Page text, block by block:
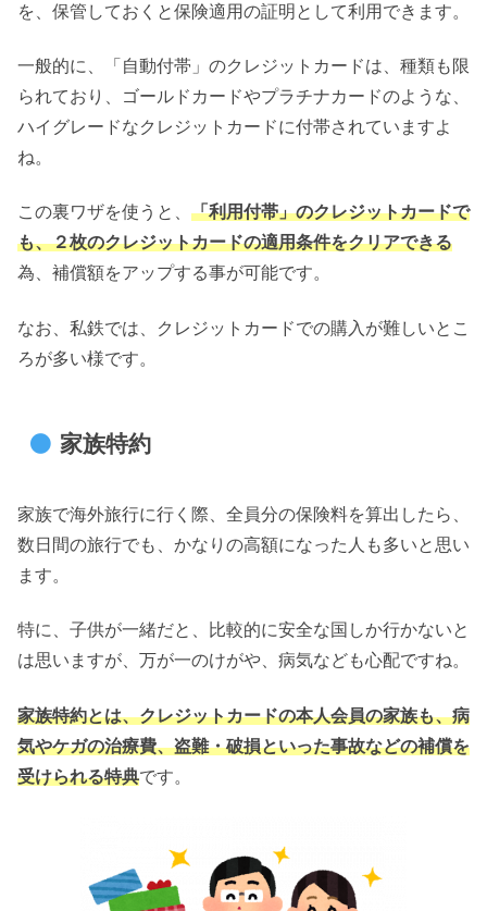
を、保管しておくと保険適用の証明として利用できます。
一般的に、「自動付帯」のクレジットカードは、種類も限
られており、ゴールドカードやプラチナカードのような、
ハイグレードなクレジットカードに付帯されていますよ
ね。
この裏ワザを使うと、 「利用付帯」のクレジットカードで
も、２枚のクレジットカードの適用条件をクリアできる
為、補償額をアップする事が可能です。
なお、私鉄では、クレジットカードでの購入が難しいとこ
ろが多い様です。
家族特約
家族で海外旅行に行く際、全員分の保険料を算出したら、
数日間の旅行でも、かなりの高額になった人も多いと思い
ます。
特に、子供が一緒だと、比較的に安全な国しか行かないと
は思いますが、万が一のけがや、病気なども心配ですね。
家族特約とは、クレジットカードの本人会員の家族も、病
気やケガの治療費、盗難・破損といった事故などの補償を
受けられる特典です。